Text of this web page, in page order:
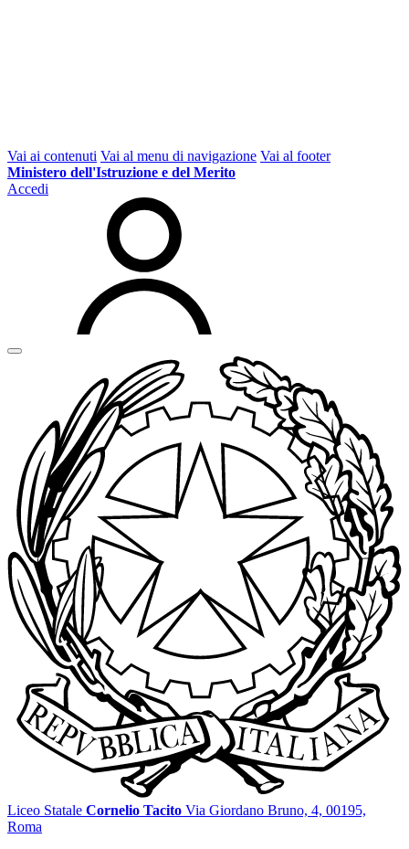
Vai ai contenuti Vai al menu di navigazione Vai al footer
Ministero dell'Istruzione e del Merito
Accedi
Liceo Statale Cornelio Tacito Via Giordano Bruno, 4, 00195,
Roma